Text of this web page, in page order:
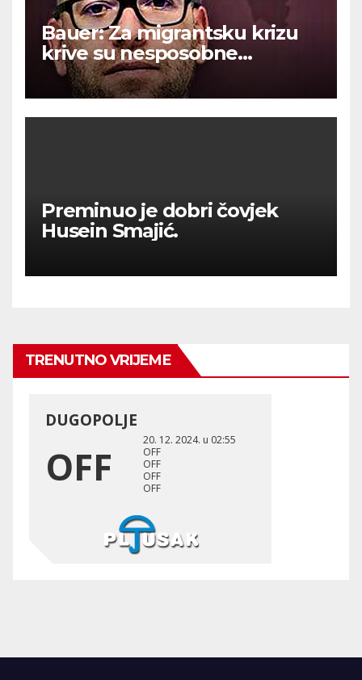
Bauer: Za migrantsku krizu
krive su nesposobne
ljevičarske vlasti.
Preminuo je dobri čovjek
Husein Smajić.
TRENUTNO VRIJEME